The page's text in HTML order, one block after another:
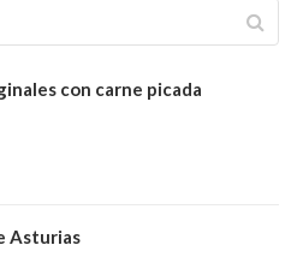
con carne picada
Asturias